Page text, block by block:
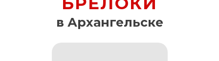
в Архангельске